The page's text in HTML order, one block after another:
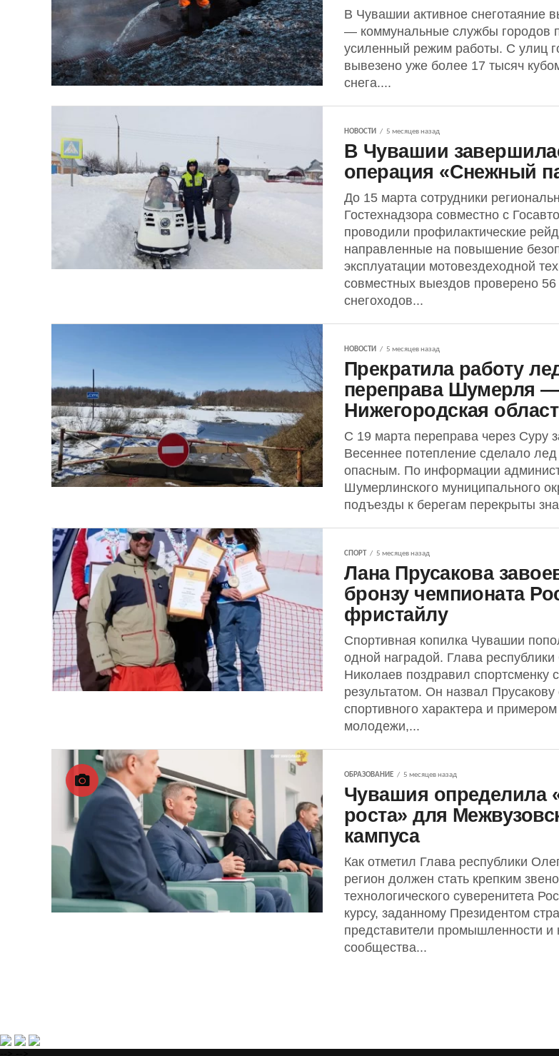
В Чувашии активное снеготаяние
— коммунальные службы городов
усиленный режим работы. С улиц
вывезено уже более 17 тысяч
снега....
НОВОСТИ 5 месяцев назад
В Чувашии
операция «Снежный
До 15 марта сотрудники
Гостехнадзора совместно с
проводили профилактические
направленные на повышение
эксплуатации мотовездеходной
совместных выездов проверено 56
снегоходов...
НОВОСТИ 5 месяцев назад
Прекратила работу
переправа Шумерля —
Нижегородская
С 19 марта переправа через Суру
Весеннее потепление сделало лед
опасным. По информации
Шумерлинского муниципального
подъезды к берегам перекрыты
СПОРТ 5 месяцев назад
Лана Прусакова
бронзу чемпионата
фристайлу
Спортивная копилка Чувашии
одной наградой. Глава республики
Николаев поздравил спортсменку
результатом. Он назвал
спортивного характера и
молодежи,...
ОБРАЗОВАНИЕ 5 месяцев назад
Чувашия определила
роста» для
кампуса
Как отметил Глава республики
регион должен стать крепким
технологического суверенитета
курсу, заданному Президентом
представители промышленности и
сообщества...